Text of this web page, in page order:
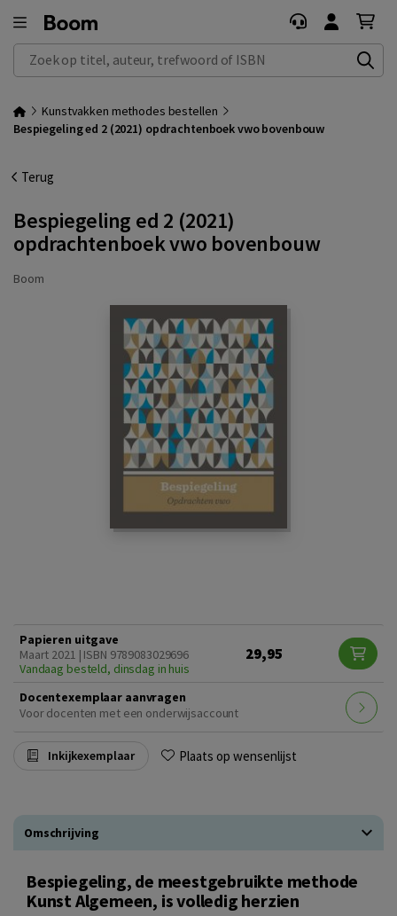
Zoek op titel, auteur, trefwoord of ISBN
Kunstvakken methodes bestellen
Bespiegeling ed 2 (2021) opdrachtenboek vwo bovenbouw
Terug
Bespiegeling ed 2 (2021)
opdrachtenboek vwo bovenbouw
Boom
Papieren uitgave
Maart 2021 | ISBN 9789083029696
Vandaag besteld, dinsdag in huis
29,95
Docentexemplaar aanvragen
Voor docenten met een onderwijsaccount
Inkijkexemplaar Plaats op wensenlijst
Omschrijving
Bespiegeling, de meestgebruikte methode
Kunst Algemeen, is volledig herzien